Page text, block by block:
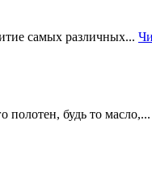
самых различных...
полотен, будь то масло,...